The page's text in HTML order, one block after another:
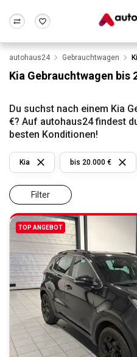
Wir bewerten dein Auto
Alle Fragen
Rund um die
Frankfurt Wuppertal
autohaus24 Gebrauchtwagen
Kia Gebrauchtwagen bis
Du suchst nach einem Kia
€? Auf autohaus24 findest
besten Konditionen!
Filter
Kia bis 20.000 €
TOP ANGEBOT